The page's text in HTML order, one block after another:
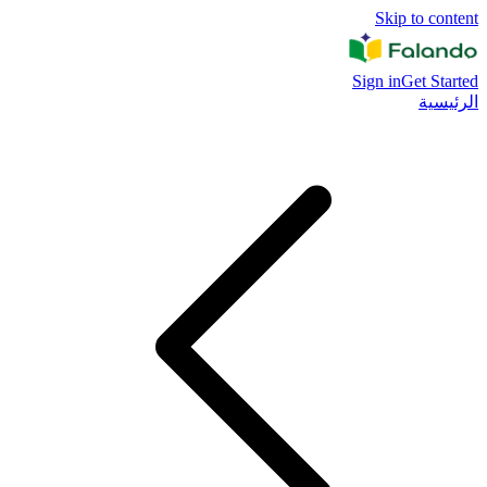
Skip to content
Sign inGet Started
الرئيسية